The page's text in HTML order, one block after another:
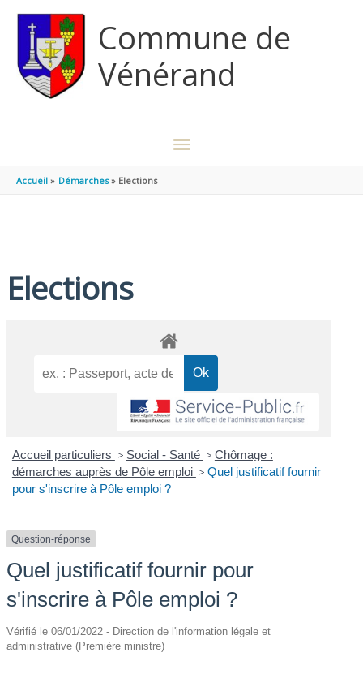
Commune de
Vénérand
MENU
Accueil Démarches Elections
Elections
Accueil particuliers > Social - Santé > Chômage :
démarches auprès de Pôle emploi > Quel justificatif fournir
pour s'inscrire à Pôle emploi ?
Question-réponse
Quel justificatif fournir pour
s'inscrire à Pôle emploi ?
Vérifié le 06/01/2022 - Direction de l'information légale et
administrative (Première ministre)